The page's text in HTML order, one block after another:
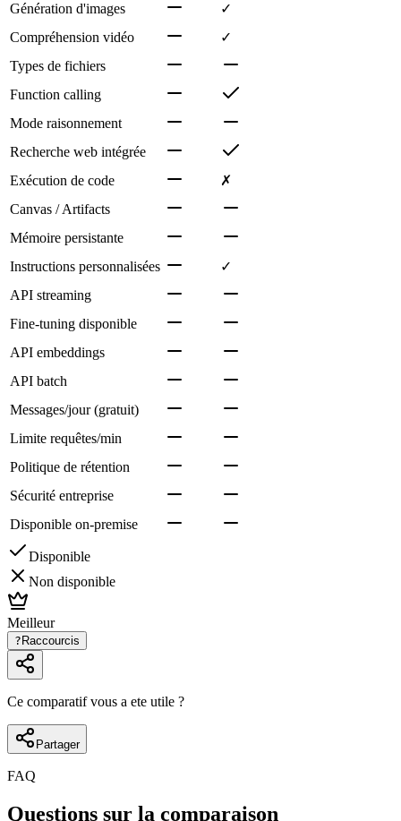
Génération d'images
✓
Compréhension vidéo
✓
Types de fichiers
Function calling
Mode raisonnement
Recherche web intégrée
Exécution de code
✗
Canvas / Artifacts
Mémoire persistante
Instructions personnalisées
✓
API streaming
Fine-tuning disponible
API embeddings
API batch
Messages/jour (gratuit)
Limite requêtes/min
Politique de rétention
Sécurité entreprise
Disponible on-premise
Disponible
Non disponible
Meilleur
? Raccourcis
Ce comparatif vous a ete utile ?
Partager
FAQ
Questions sur la comparaison